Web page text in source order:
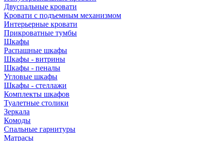
Двуспальные кровати
Кровати с подъемным механизмом
Интерьерные кровати
Прикроватные тумбы
Шкафы
Распашные шкафы
Шкафы - витрины
Шкафы - пеналы
Угловые шкафы
Шкафы - стеллажи
Комплекты шкафов
Туалетные столики
Зеркала
Комоды
Спальные гарнитуры
Матрасы